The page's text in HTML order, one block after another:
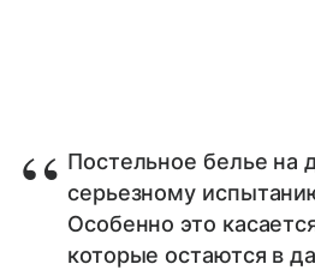
Постельное белье на
серьезному
Особенно это
которые остаются в